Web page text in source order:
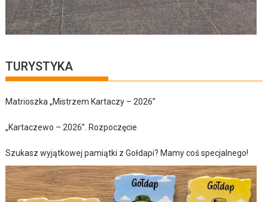
TURYSTYKA
Matrioszka „Mistrzem Kartaczy – 2026”
„Kartaczewo – 2026”. Rozpoczęcie
Szukasz wyjątkowej pamiątki z Gołdapi? Mamy coś specjalnego!